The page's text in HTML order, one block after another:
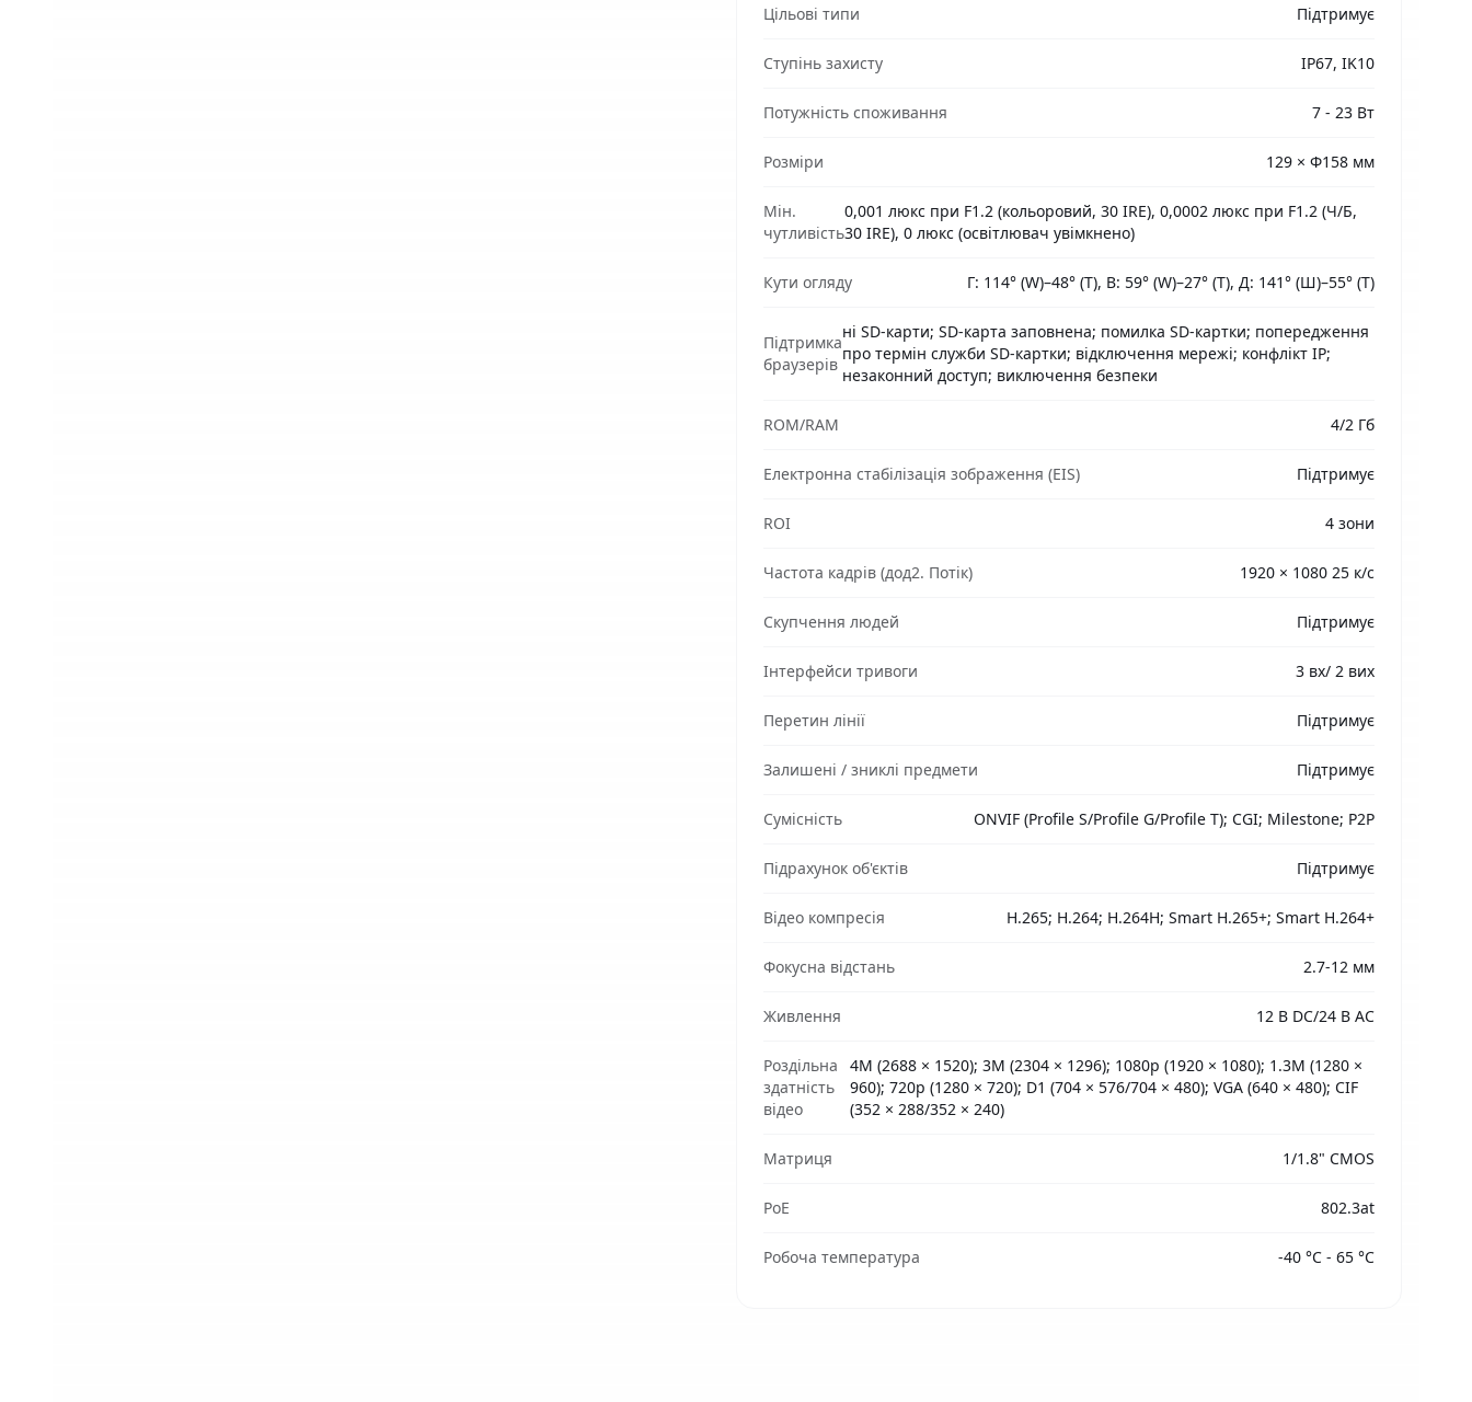
Цільові типи Підтримує
Ступінь захисту IP67, IK10
Потужність споживання 7 - 23 Вт
Розміри 129 × Φ158 мм
Мін.
чутливість
0,001 люкс при F1.2 (кольоровий, 30 IRE), 0,0002 люкс при F1.2 (Ч/Б,
30 IRE), 0 люкс (освітлювач увімкнено)
Кути огляду Г: 114° (W)–48° (T), В: 59° (W)–27° (T), Д: 141° (Ш)–55° (Т)
Підтримка
браузерів
ні SD-карти; SD-карта заповнена; помилка SD-картки; попередження
про термін служби SD-картки; відключення мережі; конфлікт IP;
незаконний доступ; виключення безпеки
ROM/RAM 4/2 Гб
Електронна стабілізація зображення (EIS) Підтримує
ROI 4 зони
Частота кадрів (дод2. Потік) 1920 × 1080 25 к/с
Скупчення людей Підтримує
Інтерфейси тривоги 3 вх/ 2 вих
Перетин лінії Підтримує
Залишені / зниклі предмети Підтримує
Сумісність ONVIF (Profile S/Profile G/Profile T); CGI; Milestone; P2P
Підрахунок об'єктів Підтримує
Відео компресія H.265; H.264; H.264H; Smart H.265+; Smart H.264+
Фокусна відстань 2.7-12 мм
Живлення 12 В DC/24 В AC
Роздільна
здатність
відео
4M (2688 × 1520); 3M (2304 × 1296); 1080p (1920 × 1080); 1.3M (1280 ×
960); 720p (1280 × 720); D1 (704 × 576/704 × 480); VGA (640 × 480); CIF
(352 × 288/352 × 240)
Матриця 1/1.8" CMOS
PoE 802.3at
Робоча температура -40 °C - 65 °C